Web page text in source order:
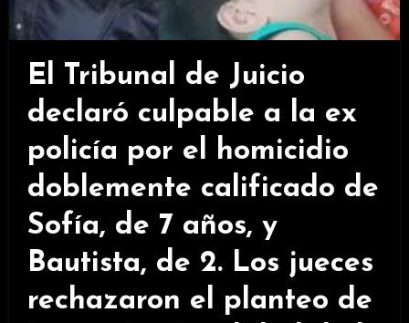
El Tribunal de Juicio
declaró culpable a la ex
policía por el homicidio
doblemente calificado de
Sofía, de 7 años, y
Bautista, de 2. Los jueces
rechazaron el planteo de